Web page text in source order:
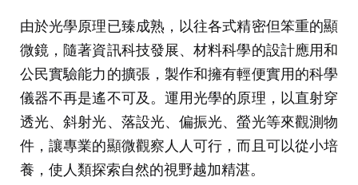
由於光學原理已臻成熟，以往各式精密但笨重的顯
微鏡，隨著資訊科技發展、材料科學的設計應用和
公民實驗能力的擴張，製作和擁有輕便實用的科學
儀器不再是遙不可及。運用光學的原理，以直射穿
透光、斜射光、落設光、偏振光、螢光等來觀測物
件，讓專業的顯微觀察人人可行，而且可以從小培
養，使人類探索自然的視野越加精湛。